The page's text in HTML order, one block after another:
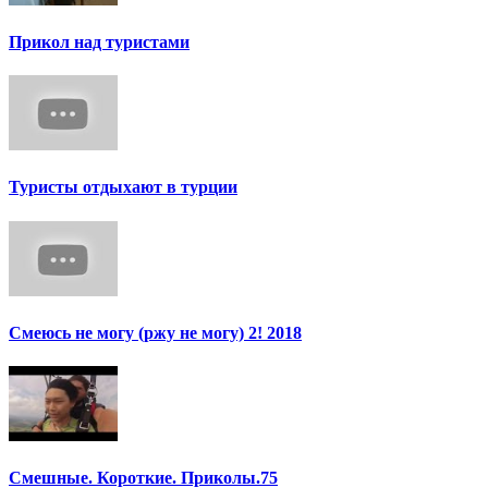
Прикол над туристами
Туристы отдыхают в турции
Смеюсь не могу (ржу не могу) 2! 2018
Смешные. Короткие. Приколы.75